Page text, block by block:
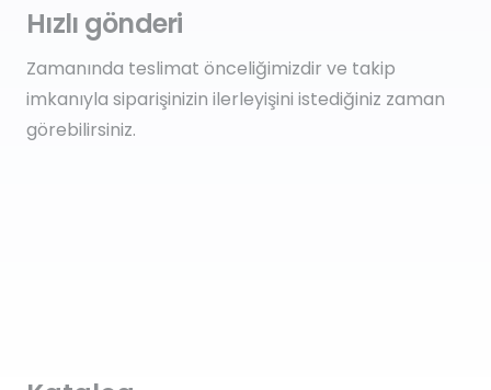
Hızlı gönderi
Zamanında teslimat önceliğimizdir ve takip
imkanıyla siparişinizin ilerleyişini istediğiniz zaman
görebilirsiniz.